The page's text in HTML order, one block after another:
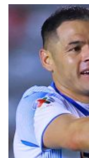
FUTBOL ESTUFA
FÓRMULA 1
BOXEO
LIGA MX
NFL